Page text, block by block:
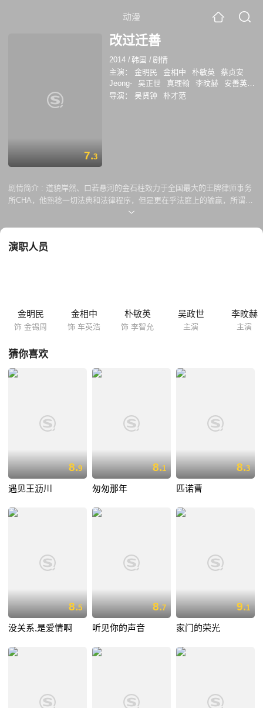
动漫
7.3
改过迁善
2014 /韩国 /剧情
主演：
金明民 金相中 朴敏英
蔡贞安
Jeong-
吴正世 真理翰 李旼赫
安善英
金允瑞
李文贞 金浩昌
导演： 吴贤钟 朴才范
剧情简介 : 道貌岸然、口若悬河的金石柱效力于全国最大的王牌律师事务
所CHA，他熟稔一切法典和法律程序，但是更在乎法庭上的输赢，所谓的
正义和人性根本就不是他所关心的东西。对他来说，弱者似乎是这个世界
多记忆，而法律学识幸运地没有一同丧失。令人惊讶的是，他的铁石心肠
演职人员
金明民
饰 金锡周
金相中
饰 车英浩
朴敏英
饰 李智允
吴政世
主演
李旼赫
主演
猜你喜欢
8.9
遇见王沥川
8.1
匆匆那年
8.3
匹诺曹
8.5
没关系,是爱情啊
8.7
听见你的声音
9.1
家门的荣光